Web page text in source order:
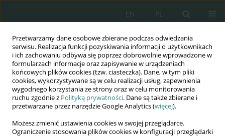
Przetwarzamy dane osobowe zbierane podczas odwiedzania
serwisu. Realizacja funkcji pozyskiwania informacji o użytkownikach
i ich zachowaniu odbywa się poprzez dobrowolnie wprowadzone w
formularzach informacje oraz zapisywanie w urządzeniach
końcowych plików cookies (tzw. ciasteczka). Dane, w tym pliki
cookies, wykorzystywane są w celu realizacji usług, zapewnienia
wygodnego korzystania ze strony oraz w celu monitorowania
ruchu zgodnie z Polityką prywatności. Dane są także zbierane i
przetwarzane przez narzędzie Google Analytics (więcej).
Możesz zmienić ustawienia cookies w swojej przeglądarce.
Ograniczenie stosowania plików cookies w konfiguracji przeglądarki
PL
EN
Wydawnictwo
AWSGE
Akademia Nauk Stosowanych
WSGE
im. Alcide De Gasperi